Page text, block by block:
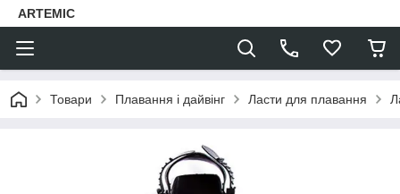
ARTEMIC
Товари Плавання і дайвінг Ласти для плавання